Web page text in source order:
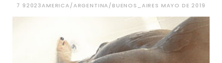
7 92023AMERICA/ARGENTINA/BUENOS_AIRES MAYO DE 2019